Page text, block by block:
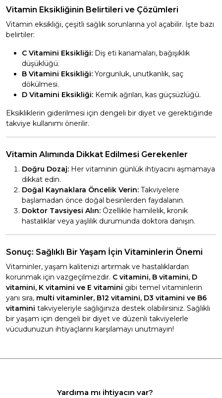
Vitamin Eksikliğinin Belirtileri ve Çözümleri
Vitamin eksikliği, çeşitli sağlık sorunlarına yol açabilir. İşte bazı
belirtiler:
C Vitamini Eksikliği: Diş eti kanamaları, bağışıklık
düşüklüğü.
B Vitamini Eksikliği: Yorgunluk, unutkanlık, saç
dökülmesi.
D Vitamini Eksikliği: Kemik ağrıları, kas güçsüzlüğü.
Eksikliklerin giderilmesi için dengeli bir diyet ve gerektiğinde
takviye kullanımı önerilir.
Vitamin Alımında Dikkat Edilmesi Gerekenler
Doğru Dozaj: Her vitaminin günlük ihtiyacını aşmamaya
dikkat edin.
Doğal Kaynaklara Öncelik Verin: Takviyelere
başlamadan önce doğal besinlerden faydalanın.
Doktor Tavsiyesi Alın: Özellikle hamilelik, kronik
hastalıklar veya yaşlılık durumunda doktora danışın.
Sonuç: Sağlıklı Bir Yaşam İçin Vitaminlerin Önemi
Vitaminler, yaşam kalitenizi artırmak ve hastalıklardan
korunmak için vazgeçilmezdir. C vitamini, B vitamini, D
vitamini, K vitamini ve E vitamini gibi temel vitaminlerin
yanı sıra, multi vitaminler, B12 vitamini, D3 vitamini ve B6
vitamini takviyeleriyle sağlığınıza destek olabilirsiniz. Sağlıklı
bir yaşam için dengeli bir diyet ve düzenli takviyelerle
vücudunuzun ihtiyaçlarını karşılamayı unutmayın!
Yardıma mı ihtiyacın var?